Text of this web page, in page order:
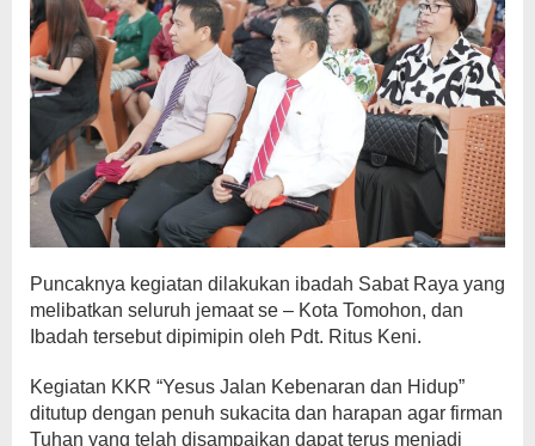
Puncaknya kegiatan dilakukan ibadah Sabat Raya yang
melibatkan seluruh jemaat se – Kota Tomohon, dan
Ibadah tersebut dipimipin oleh Pdt. Ritus Keni.
Kegiatan KKR “Yesus Jalan Kebenaran dan Hidup”
ditutup dengan penuh sukacita dan harapan agar firman
Tuhan yang telah disampaikan dapat terus menjadi